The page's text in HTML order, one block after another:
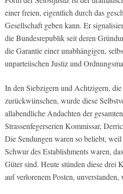
einer freien, eigentlich durch das
Gesellschaft geben kann. Er
die Bundesrepublik seit deren
die Garantie einer unabhängigen,
unparteiischen Justiz und
In den Siebzigern und Achtzigern,
zurückwünschen, wurde diese
allabendliche Andachten der
Strassenfegerserien Kommissar,
Die Sendungen waren so beliebt,
Schwur des Establishments waren,
Güter sind. Heute stünden diese drei
auf verlorenem Posten, unverstanden,